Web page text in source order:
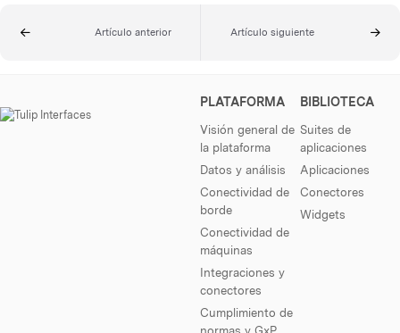
Artículo anterior Artículo siguiente
PLATAFORMA
Visión general de
la plataforma
Datos y análisis
Conectividad de
borde
Conectividad de
máquinas
Integraciones y
conectores
Cumplimiento de
BIBLIOTECA
Suites de
aplicaciones
Aplicaciones
Conectores
Widgets